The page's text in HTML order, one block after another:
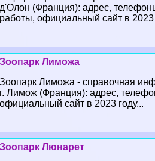
д'Олон (Франция): адрес,
работы, официальный сайт в 2023
Зоопарк Лиможа
Зоопарк Лиможа - справочная
г. Лимож (Франция): адрес,
официальный сайт в 2023 году...
Зоопарк Люнарет